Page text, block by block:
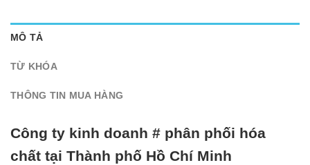
MÔ TẢ
TỪ KHÓA
THÔNG TIN MUA HÀNG
Công ty kinh doanh # phân phối hóa
chất tại Thành phố Hồ Chí Minh